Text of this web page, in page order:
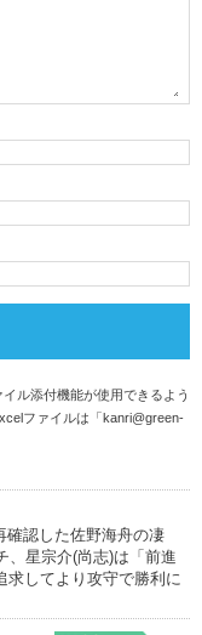
ル添付機能が使用できるよう
ファイルは「kanri@green-
確認した佐野海舟の凄
、星宗介(尚志)は「前進
求してより攻守で勝利に